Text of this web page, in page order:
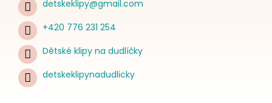
detskeklipy@gmail.com
+420 776 231 254
Dětské klipy na dudlíčky
detskeklipynadudlicky